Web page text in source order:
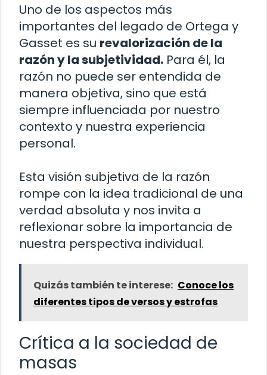
Uno de los aspectos más
importantes del legado de Ortega y
Gasset es su revalorización de la
razón y la subjetividad. Para él, la
razón no puede ser entendida de
manera objetiva, sino que está
siempre influenciada por nuestro
contexto y nuestra experiencia
personal.
Esta visión subjetiva de la razón
rompe con la idea tradicional de una
verdad absoluta y nos invita a
reflexionar sobre la importancia de
nuestra perspectiva individual.
Quizás también te interese: Conoce los
diferentes tipos de versos y estrofas
Crítica a la sociedad de
masas